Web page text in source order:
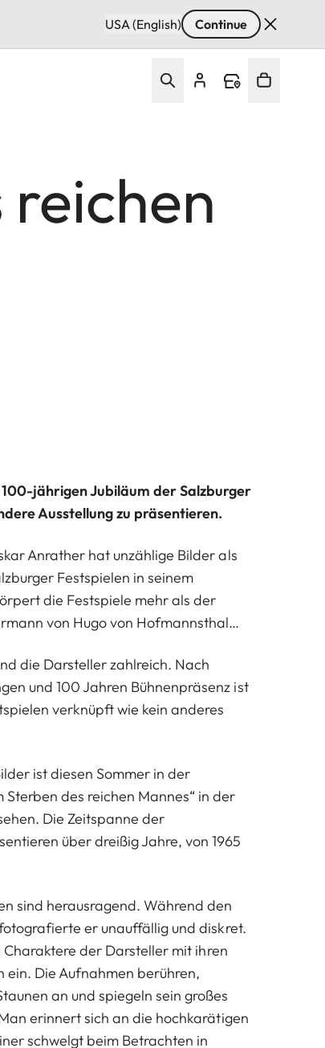
USA (English) Continue
reichen
jährigen Jubiläum der Salzburger
Ausstellung zu präsentieren.
Anrather hat unzählige Bilder als
Festspielen in seinem
die Festspiele mehr als der
von Hugo von Hofmannsthal…
die Darsteller zahlreich. Nach
und 100 Jahren Bühnenpräsenz ist
verknüpft wie kein anderes
ist diesen Sommer in der
Sterben des reichen Mannes“ in der
Die Zeitspanne der
über dreißig Jahre, von 1965
sind herausragend. Während den
er unauffällig und diskret.
der Darsteller mit ihren
Die Aufnahmen berühren,
an und spiegeln sein großes
erinnert sich an die hochkarätigen
schwelgt beim Betrachten in